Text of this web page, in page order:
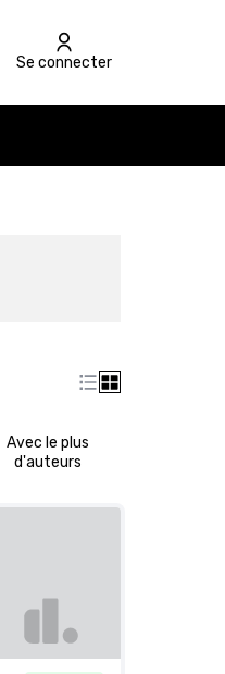
Se connecter
Avec le plus
d'auteurs